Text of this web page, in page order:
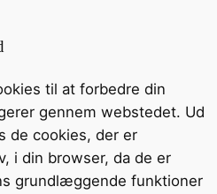
til at forbedre din
gennem webstedet. Ud
de cookies, der er
i din browser, da de er
grundlæggende funktioner